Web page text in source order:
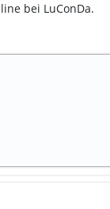
bei LuConDa.